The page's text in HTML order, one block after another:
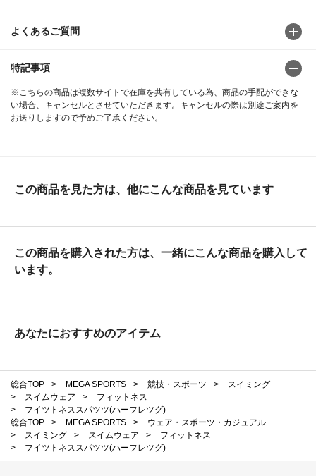
よくあるご質問
特記事項
※こちらの商品は複数サイトで在庫を共有している為、商品の手配ができな
い場合、キャンセルとさせていただきます。キャンセルの際は別途ご案内を
お送りしますので予めご了承ください。
この商品を見た方は、他にこんな商品を見ています
この商品を購入された方は、一緒にこんな商品を購入して
います。
あなたにおすすめのアイテム
総合TOP > MEGA SPORTS > 競技・スポーツ >
スイミング
>
スイムウェア >
フィットネス
>
フイツトネススパツツ(ハーフレツグ)
総合TOP
> MEGA SPORTS >
ウェア・スポーツ・カジュアル
>
スイミング > スイムウェア >
フィットネス
>
フイツトネススパツツ(ハーフレツグ)